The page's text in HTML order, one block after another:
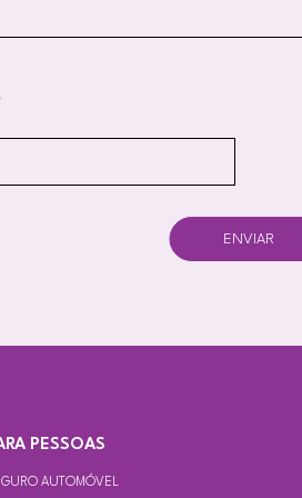
ENVIAR
PESSOAS
AUTOMÓVEL